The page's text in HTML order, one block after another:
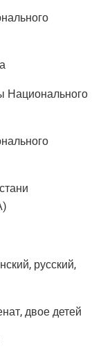
Национального
русский,
двое детей